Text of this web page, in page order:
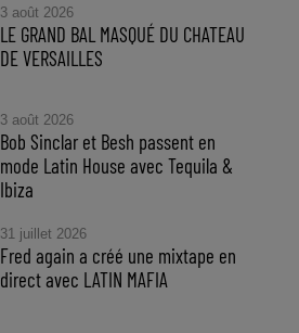
3 août 2026
LE GRAND BAL MASQUÉ DU CHATEAU
DE VERSAILLES
3 août 2026
Bob Sinclar et Besh passent en
mode Latin House avec Tequila &
Ibiza
31 juillet 2026
Fred again a créé une mixtape en
direct avec LATIN MAFIA